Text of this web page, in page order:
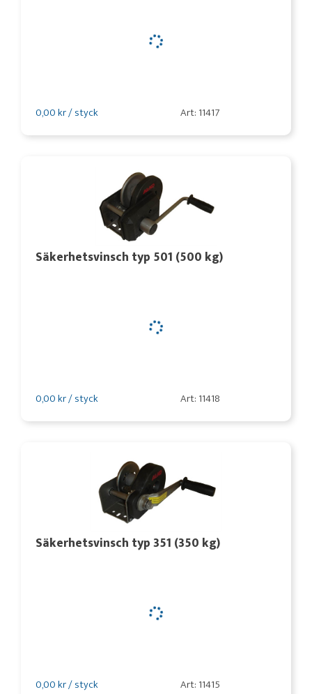
0,00 kr / styck Art: 11417
Säkerhetsvinsch typ 501 (500 kg)
0,00 kr / styck Art: 11418
Säkerhetsvinsch typ 351 (350 kg)
0,00 kr / styck Art: 11415